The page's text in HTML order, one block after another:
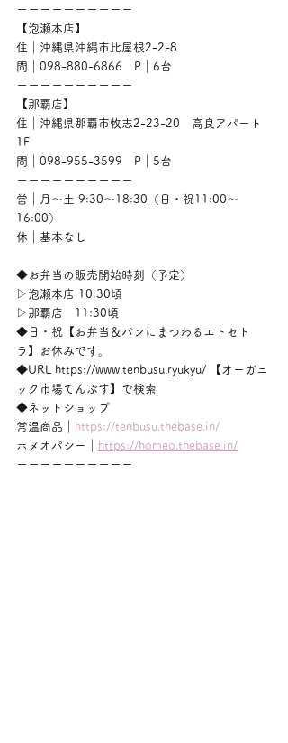
ーーーーーーーーーー
【泡瀬本店】
住｜沖縄県沖縄市比屋根2-2-8
問｜098-880-6866　P｜6台
ーーーーーーーーーー
【那覇店】
住｜沖縄県那覇市牧志2-23-20　高良アパート
1F
問｜098-955-3599　P｜5台
ーーーーーーーーーー
営｜月〜土 9:30〜18:30（日・祝11:00〜
16:00）
休｜基本なし
◆お弁当の販売開始時刻（予定）
▷泡瀬本店 10:30頃
▷那覇店　11:30頃
◆日・祝【お弁当＆パンにまつわるエトセト
ラ】お休みです。
◆URL https://www.tenbusu.ryukyu/ 【オーガニ
ック市場てんぶす】で検索
◆ネットショップ
常温商品｜
https://tenbusu.thebase.in/
ホメオパシー｜
https://homeo.thebase.in/
ーーーーーーーーーー